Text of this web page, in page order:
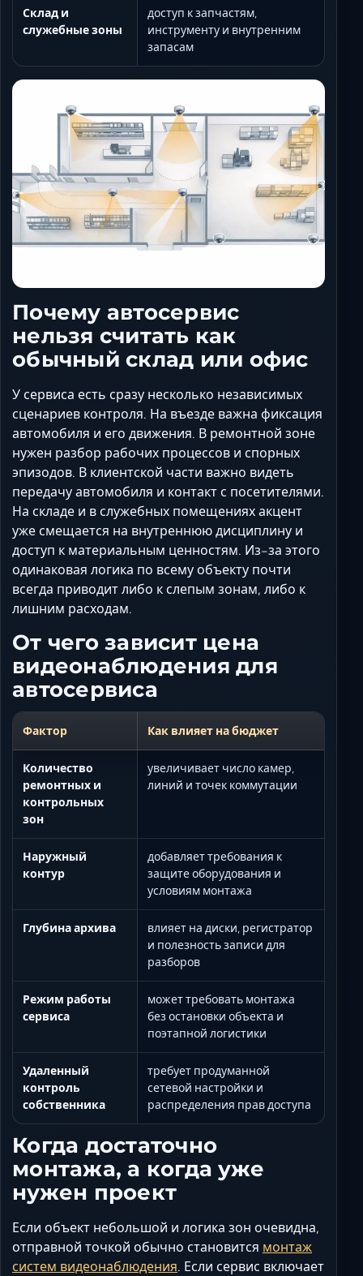
Склад и
служебные зоны
доступ к запчастям,
инструменту и внутренним
запасам
Почему автосервис
нельзя считать как
обычный склад или офис
У сервиса есть сразу несколько независимых
сценариев контроля. На въезде важна фиксация
автомобиля и его движения. В ремонтной зоне
нужен разбор рабочих процессов и спорных
эпизодов. В клиентской части важно видеть
передачу автомобиля и контакт с посетителями.
На складе и в служебных помещениях акцент
уже смещается на внутреннюю дисциплину и
доступ к материальным ценностям. Из-за этого
одинаковая логика по всему объекту почти
всегда приводит либо к слепым зонам, либо к
лишним расходам.
От чего зависит цена
видеонаблюдения для
автосервиса
Фактор Как влияет на бюджет
Количество
ремонтных и
контрольных
зон
увеличивает число камер,
линий и точек коммутации
Наружный
контур
добавляет требования к
защите оборудования и
условиям монтажа
Глубина архива
влияет на диски, регистратор
и полезность записи для
разборов
Режим работы
сервиса
может требовать монтажа
без остановки объекта и
поэтапной логистики
Удаленный
контроль
собственника
требует продуманной
сетевой настройки и
распределения прав доступа
Когда достаточно
монтажа, а когда уже
нужен проект
Если объект небольшой и логика зон очевидна,
отправной точкой обычно становится монтаж
систем видеонаблюдения. Если сервис включает